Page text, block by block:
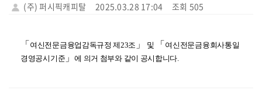
(주) 퍼시픽캐피탈 2025.03.28 17:04 조회 505
「 여신전문금융업감독규정 제23조 」 및 「 여신전문금융회사통일
경영공시기준 」에 의거 첨부와 같이 공시합니다.